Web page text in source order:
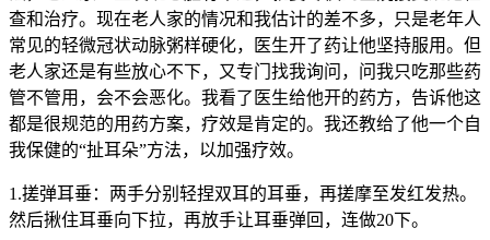
查和治疗。现在老人家的情况和我估计的差不多，只是老年人
常见的轻微冠状动脉粥样硬化，医生开了药让他坚持服用。但
老人家还是有些放心不下，又专门找我询问，问我只吃那些药
管不管用，会不会恶化。我看了医生给他开的药方，告诉他这
都是很规范的用药方案，疗效是肯定的。我还教给了他一个自
我保健的“扯耳朵”方法，以加强疗效。
1.搓弹耳垂：两手分别轻捏双耳的耳垂，再搓摩至发红发热。
然后揪住耳垂向下拉，再放手让耳垂弹回，连做20下。